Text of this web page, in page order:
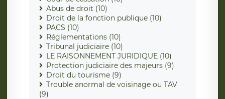
Abus de droit (10)
Droit de la fonction publique (10)
PACS (10)
Réglementations (10)
Tribunal judiciaire (10)
LE RAISONNEMENT JURIDIQUE (10)
Protection judiciaire des majeurs (9)
Droit du tourisme (9)
Trouble anormal de voisinage ou TAV
(9)